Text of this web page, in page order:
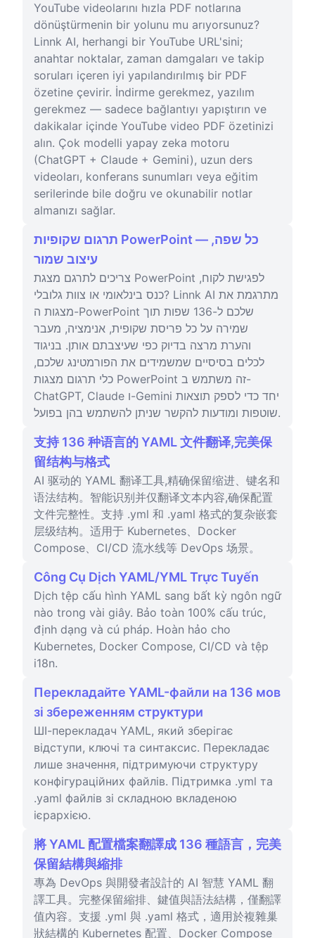
YouTube videolarını hızla PDF notlarına
dönüştürmenin bir yolunu mu arıyorsunuz?
Linnk AI, herhangi bir YouTube URL'sini;
anahtar noktalar, zaman damgaları ve takip
soruları içeren iyi yapılandırılmış bir PDF
özetine çevirir. İndirme gerekmez, yazılım
gerekmez — sadece bağlantıyı yapıştırın ve
dakikalar içinde YouTube video PDF özetinizi
alın. Çok modelli yapay zeka motoru
(ChatGPT + Claude + Gemini), uzun ders
videoları, konferans sunumları veya eğitim
serilerinde bile doğru ve okunabilir notlar
almanızı sağlar.
תרגום שקופיות PowerPoint — כל שפה,
עיצוב שמור
צריכים לתרגם מצגת PowerPoint לפגישת לקוח,
כנס בינלאומי או צוות גלובלי? Linnk AI מתרגמת את
מצגות ה-PowerPoint שלכם ל-136 שפות תוך
שמירה על כל פריסת שקופית, אנימציה, מעבר
והערת מרצה בדיוק כפי שעיצבתם אותן. בניגוד
לכלים בסיסיים שמשמידים את הפורמטינג שלכם,
כלי תרגום מצגות PowerPoint זה משתמש ב-
ChatGPT, Claude ו-Gemini יחד כדי לספק תוצאות
שוטפות ומודעות להקשר שניתן להשתמש בהן בפועל.
支持 136 种语言的 YAML 文件翻译,完美保
留结构与格式
AI 驱动的 YAML 翻译工具,精确保留缩进、键名和
语法结构。智能识别并仅翻译文本内容,确保配置
文件完整性。支持 .yml 和 .yaml 格式的复杂嵌套
层级结构。适用于 Kubernetes、Docker
Compose、CI/CD 流水线等 DevOps 场景。
Công Cụ Dịch YAML/YML Trực Tuyến
Dịch tệp cấu hình YAML sang bất kỳ ngôn ngữ
nào trong vài giây. Bảo toàn 100% cấu trúc,
định dạng và cú pháp. Hoàn hảo cho
Kubernetes, Docker Compose, CI/CD và tệp
i18n.
Перекладайте YAML-файли на 136 мов
зі збереженням структури
ШІ-перекладач YAML, який зберігає
відступи, ключі та синтаксис. Перекладає
лише значення, підтримуючи структуру
конфігураційних файлів. Підтримка .yml та
.yaml файлів зі складною вкладеною
ієрархією.
將 YAML 配置檔案翻譯成 136 種語言，完美
保留結構與縮排
專為 DevOps 與開發者設計的 AI 智慧 YAML 翻
譯工具。完整保留縮排、鍵值與語法結構，僅翻譯
值內容。支援 .yml 與 .yaml 格式，適用於複雜巢
狀結構的 Kubernetes 配置、Docker Compose